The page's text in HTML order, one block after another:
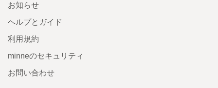
お知らせ
ヘルプとガイド
利用規約
minneのセキュリティ
お問い合わせ